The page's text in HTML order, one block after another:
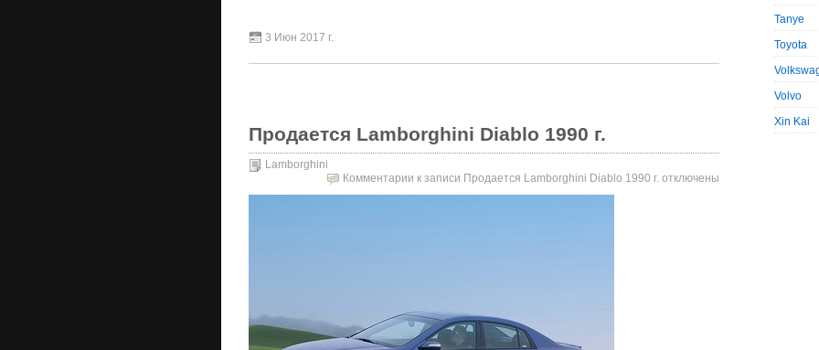
3 Июн 2017 г.
Продается Lamborghini Diablo 1990 г.
Lamborghini
Комментарии к записи Продается Lamborghini Diablo 1990 г. отключены
Tanye
Toyota
Volvo
Xin Kai